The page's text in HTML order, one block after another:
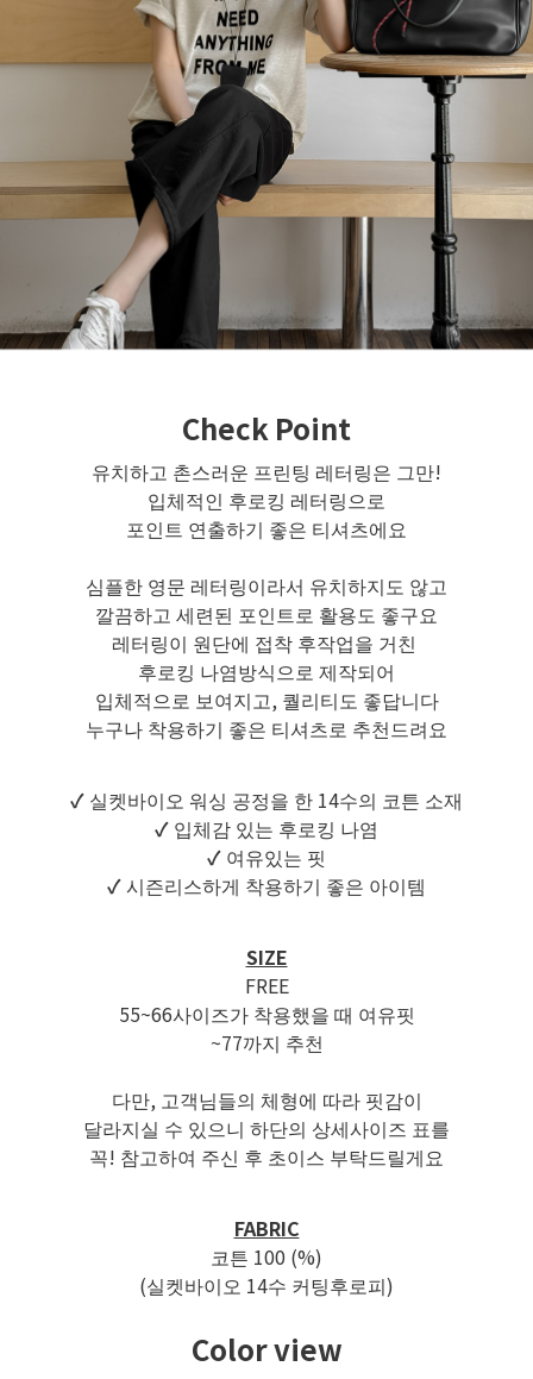
Check Point
유치하고 촌스러운 프린팅 레터링은 그만!
입체적인 후로킹 레터링으로
포인트 연출하기 좋은 티셔츠에요
심플한 영문 레터링이라서 유치하지도 않고
깔끔하고 세련된 포인트로 활용도 좋구요
레터링이 원단에 접착 후작업을 거친
후로킹 나염방식으로 제작되어
입체적으로 보여지고, 퀄리티도 좋답니다
누구나 착용하기 좋은 티셔츠로 추천드려요
✓ 실켓바이오 워싱 공정을 한 14수의 코튼 소재
✓ 입체감 있는 후로킹 나염
✓ 여유있는 핏
✓시즌리스하게 착용하기 좋은 아이템
SIZE
FREE
55~66사이즈가 착용했을 때 여유핏
~77까지 추천
다만, 고객님들의 체형에 따라 핏감이
달라지실 수 있으니 하단의 상세사이즈 표를
꼭! 참고하여 주신 후 초이스 부탁드릴게요
FABRIC
코튼 100 (%)
(실켓바이오 14수 커팅후로피)
Color view